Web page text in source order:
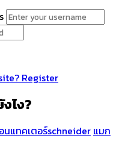
Register
ไง?
นแทคเตอร์schneider แมก